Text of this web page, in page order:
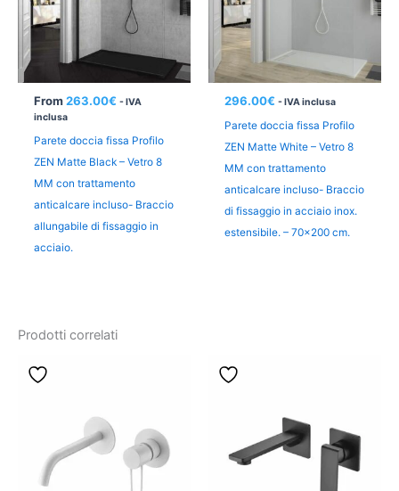
From 263.00€ - IVA
inclusa
Parete doccia fissa Profilo
ZEN Matte Black – Vetro 8
MM con trattamento
anticalcare incluso- Braccio
allungabile di fissaggio in
acciaio.
296.00€ - IVA inclusa
Parete doccia fissa Profilo
ZEN Matte White – Vetro 8
MM con trattamento
anticalcare incluso- Braccio
di fissaggio in acciaio inox.
estensibile. – 70×200 cm.
Prodotti correlati